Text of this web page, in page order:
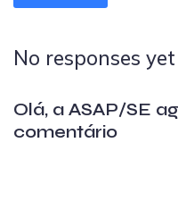
No responses yet
Olá, a ASAP/SE
comentário